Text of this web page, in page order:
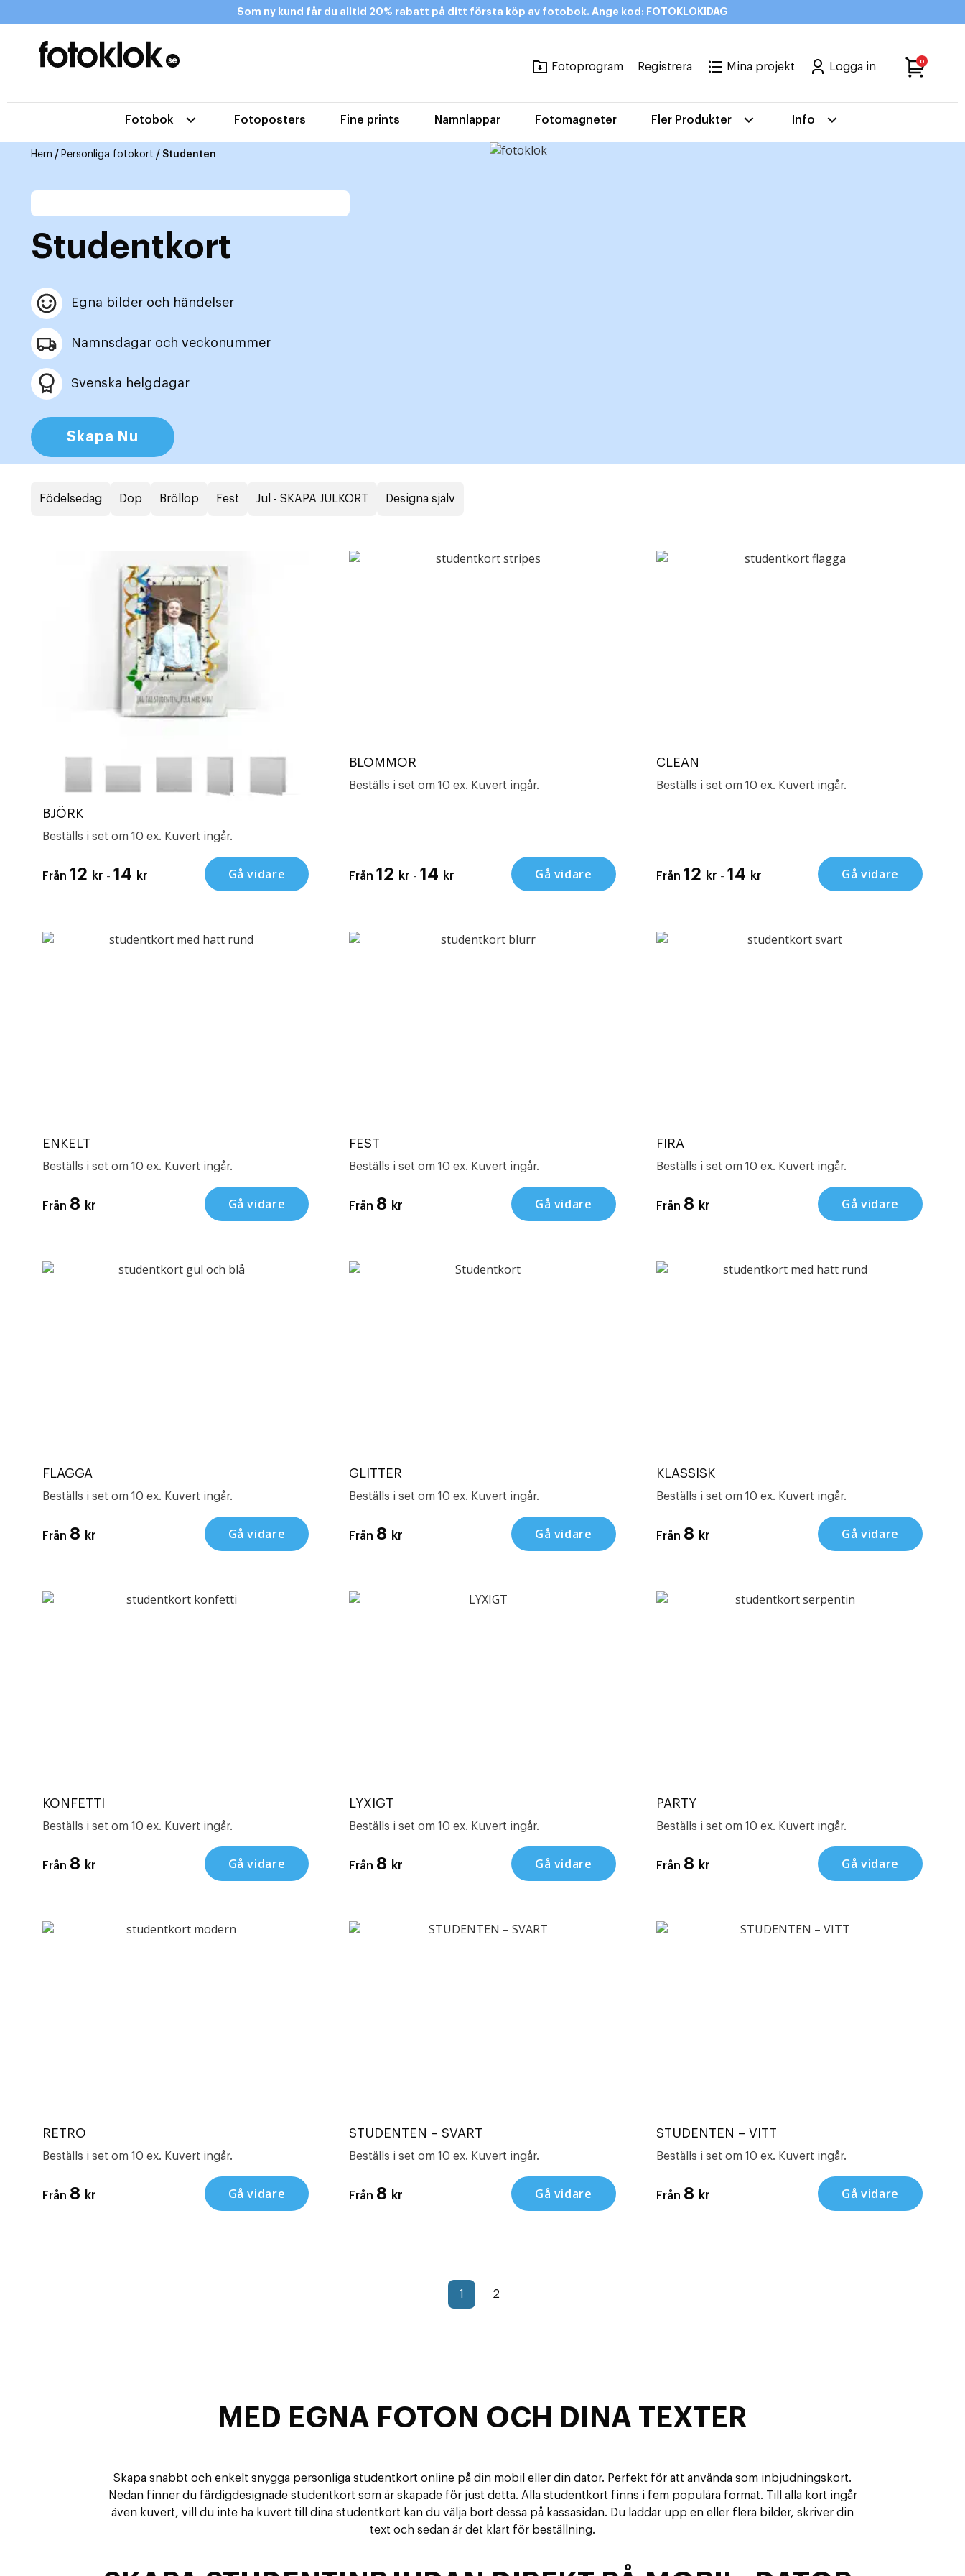
Som ny kund får du alltid 20% rabatt på ditt första köp av fotobok. Ange kod: FOTOKLOKIDAG
Fotoprogram Logga in
Registrera Mina projekt 0
Fotobok Fotoposters Fine prints Namnlappar Fotomagneter Fler Produkter Info
Hem / Personliga fotokort / Studenten
Studentkort
Egna bilder och händelser
Namnsdagar och veckonummer
Svenska helgdagar
Skapa Nu
Födelsedag Dop Bröllop Fest Jul - SKAPA JULKORT Designa själv
BJÖRK
Beställs i set om 10 ex. Kuvert ingår.
Från 12 kr - 14 kr Gå vidare
BLOMMOR
Beställs i set om 10 ex. Kuvert ingår.
Från 12 kr - 14 kr Gå vidare
CLEAN
Beställs i set om 10 ex. Kuvert ingår.
Från 12 kr - 14 kr Gå vidare
ENKELT
Beställs i set om 10 ex. Kuvert ingår.
Från 8 kr Gå vidare
FEST
Beställs i set om 10 ex. Kuvert ingår.
Från 8 kr Gå vidare
FIRA
Beställs i set om 10 ex. Kuvert ingår.
Från 8 kr Gå vidare
FLAGGA
Beställs i set om 10 ex. Kuvert ingår.
Från 8 kr Gå vidare
GLITTER
Beställs i set om 10 ex. Kuvert ingår.
Från 8 kr Gå vidare
KLASSISK
Beställs i set om 10 ex. Kuvert ingår.
Från 8 kr Gå vidare
KONFETTI
Beställs i set om 10 ex. Kuvert ingår.
Från 8 kr Gå vidare
LYXIGT
Beställs i set om 10 ex. Kuvert ingår.
Från 8 kr Gå vidare
PARTY
Beställs i set om 10 ex. Kuvert ingår.
Från 8 kr Gå vidare
RETRO
Beställs i set om 10 ex. Kuvert ingår.
Från 8 kr Gå vidare
STUDENTEN – SVART
Beställs i set om 10 ex. Kuvert ingår.
Från 8 kr Gå vidare
STUDENTEN – VITT
Beställs i set om 10 ex. Kuvert ingår.
Från 8 kr Gå vidare
1 2
MED EGNA FOTON OCH DINA TEXTER
Skapa snabbt och enkelt snygga personliga studentkort online på din mobil eller din dator. Perfekt för att använda som inbjudningskort.
Nedan finner du färdigdesignade studentkort som är skapade för just detta. Alla studentkort finns i fem populära format. Till alla kort ingår
även kuvert, vill du inte ha kuvert till dina studentkort kan du välja bort dessa på kassasidan. Du laddar upp en eller flera bilder, skriver din
text och sedan är det klart för beställning.